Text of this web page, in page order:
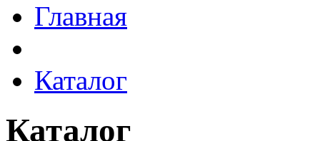
Главная
Каталог
Каталог